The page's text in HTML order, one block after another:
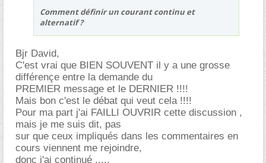
Comment définir un courant continu et
alternatif ?
Bjr David,
C'est vrai que BIEN SOUVENT il y a une grosse
différençe entre la demande du
PREMIER message et le DERNIER !!!!
Mais bon c'est le débat qui veut cela !!!!
Pour ma part j'ai FAILLI OUVRIR cette discussion ,
mais je me suis dit, pas
sur que ceux impliqués dans les commentaires en
cours viennent me rejoindre,
donc j'ai continué .....